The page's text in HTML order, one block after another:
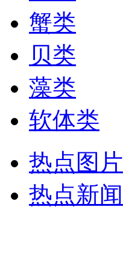
蟹类
贝类
藻类
软体类
热点图片
热点新闻